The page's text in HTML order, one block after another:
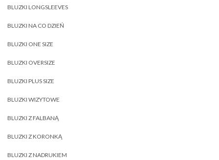
BLUZKI LONGSLEEVES
BLUZKI NA CO DZIEŃ
BLUZKI ONE SIZE
BLUZKI OVERSIZE
BLUZKI PLUS SIZE
BLUZKI WIZYTOWE
BLUZKI Z FALBANĄ
BLUZKI Z KORONKĄ
BLUZKI Z NADRUKIEM